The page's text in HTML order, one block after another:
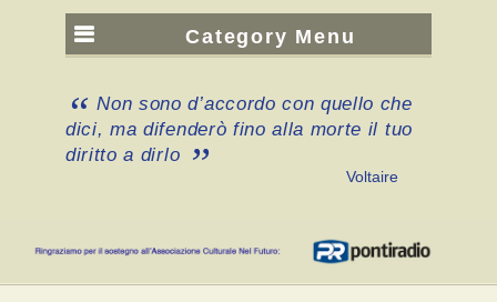
Category Menu
Non sono d’accordo con quello che
dici, ma difenderò fino alla morte il tuo
diritto a dirlo
Voltaire